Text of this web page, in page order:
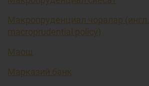
Макропруденциал чоралар (ингл.
macroprudential policy)
Маош
Марказий банк